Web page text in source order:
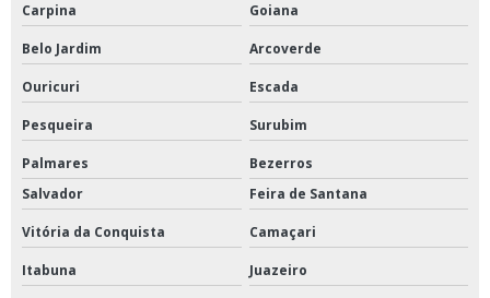
Carpina Goiana
Belo Jardim Arcoverde
Ouricuri Escada
Pesqueira Surubim
Palmares
Bezerros
Salvador
Feira de Santana
Vitória da Conquista Camaçari
Itabuna Juazeiro